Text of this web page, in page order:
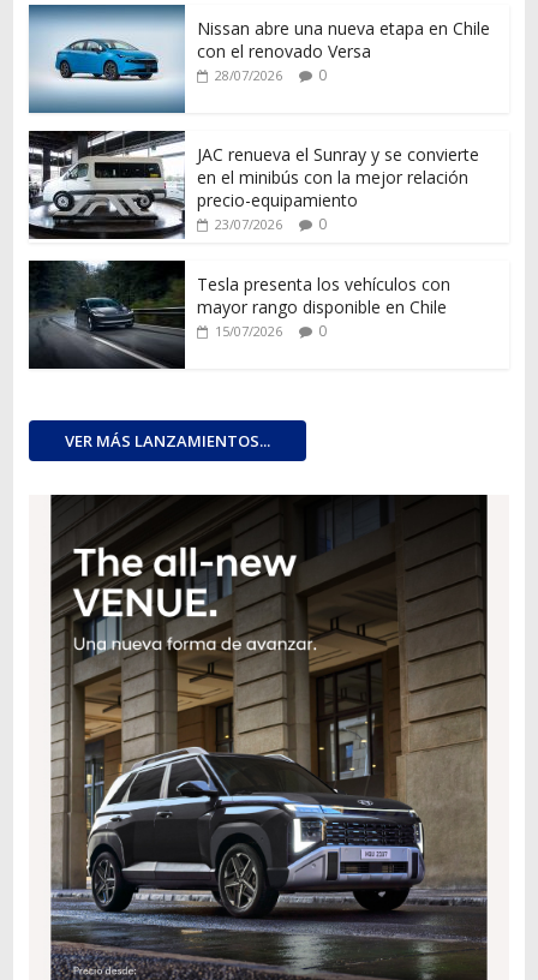
Nissan abre una nueva etapa en Chile
con el renovado Versa
28/07/2026 0
JAC renueva el Sunray y se convierte
en el minibús con la mejor relación
precio-equipamiento
23/07/2026 0
Tesla presenta los vehículos con
mayor rango disponible en Chile
15/07/2026 0
VER MÁS LANZAMIENTOS...